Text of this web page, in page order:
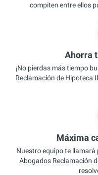
compiten entre ellos
Ahorra
¡No pierdas más tiempo
Reclamación de Hipoteca
Máxima
Nuestro equipo te
Abogados Reclamación